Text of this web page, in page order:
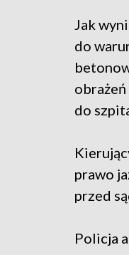
Jak
do
do
prawo
przed
Policja